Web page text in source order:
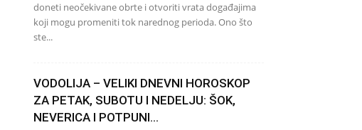
doneti neočekivane obrte i otvoriti vrata događajima
koji mogu promeniti tok narednog perioda. Ono što
ste...
VODOLIJA – VELIKI DNEVNI HOROSKOP
ZA PETAK, SUBOTU I NEDELJU: ŠOK,
NEVERICA I POTPUNI...